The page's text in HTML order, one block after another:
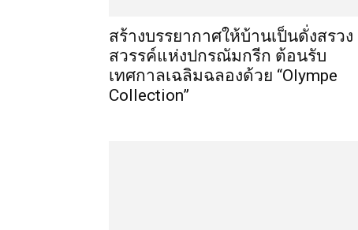
สร้างบรรยากาศให้บ้านเป็นดั่งสรวง
สวรรค์แห่งปกรณัมกรีก ต้อนรับ
เทศกาลเฉลิมฉลองด้วย “Olympe
Collection”